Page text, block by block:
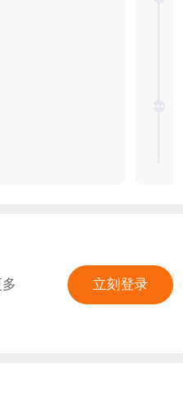
立刻登录